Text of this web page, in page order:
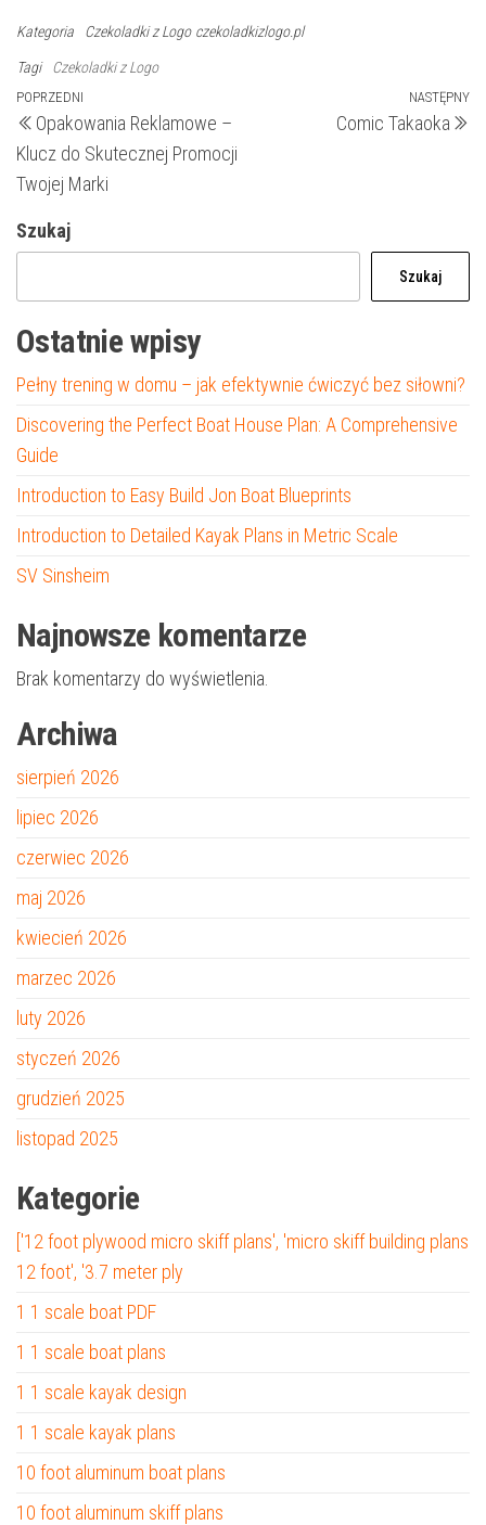
Kategoria Czekoladki z Logo czekoladkizlogo.pl
Tagi Czekoladki z Logo
Nawigacja
wpisu
Poprzedni
wpis
POPRZEDNI
Opakowania Reklamowe –
Klucz do Skutecznej Promocji
Twojej Marki
NASTĘPNY
Comic Takaoka
Szukaj
Szukaj
Ostatnie wpisy
Pełny trening w domu – jak efektywnie ćwiczyć bez siłowni?
Discovering the Perfect Boat House Plan: A Comprehensive
Guide
Introduction to Easy Build Jon Boat Blueprints
Introduction to Detailed Kayak Plans in Metric Scale
SV Sinsheim
Najnowsze komentarze
Brak komentarzy do wyświetlenia.
Archiwa
sierpień 2026
lipiec 2026
czerwiec 2026
maj 2026
kwiecień 2026
marzec 2026
luty 2026
styczeń 2026
grudzień 2025
listopad 2025
Kategorie
['12 foot plywood micro skiff plans', 'micro skiff building plans
12 foot', '3.7 meter ply
1 1 scale boat PDF
1 1 scale boat plans
1 1 scale kayak design
1 1 scale kayak plans
10 foot aluminum boat plans
10 foot aluminum skiff plans